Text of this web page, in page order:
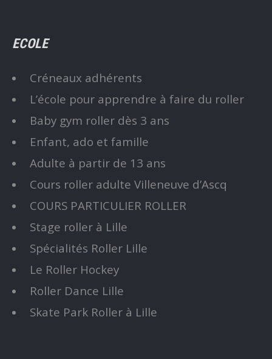
ECOLE
Créneaux adhérents
L’école pour apprendre à faire du roller
Baby gym roller dès 3 ans
Enfant, ado et famille
Adulte à partir de 13 ans
Cours roller adulte Villeneuve d’Ascq
COURS PARTICULIER ROLLER
Stage roller à Lille
Spécialités Roller Lille
Le Roller Hockey
Roller Dance Lille
Skate Park Roller à Lille